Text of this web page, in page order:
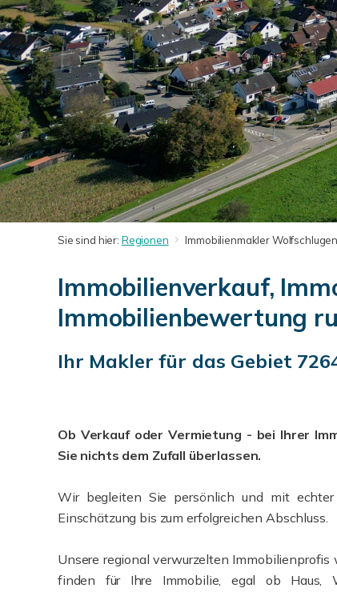
Sie sind hier: Regionen Immobilienmakler Wolfschlugen
Immobilienverkauf,
Immobilienbewertung
Ihr Makler für das Gebiet
Ob Verkauf oder Vermietung - bei Ihrer
Sie nichts dem Zufall überlassen.
Wir begleiten Sie persönlich und mit
Einschätzung bis zum erfolgreichen Abschluss.
Unsere regional verwurzelten Immobilienprofis
finden für Ihre Immobilie, egal ob Haus,